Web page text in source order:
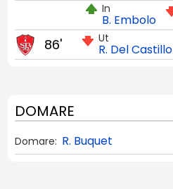
In
B. Embolo
Ut
R. Del Castillo
86'
DOMARE
Domare: R. Buquet